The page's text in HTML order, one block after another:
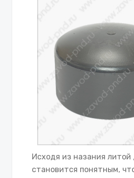
Исходя из назания литой
становится понятным,